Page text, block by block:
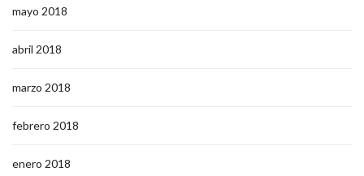
mayo 2018
abril 2018
marzo 2018
febrero 2018
enero 2018